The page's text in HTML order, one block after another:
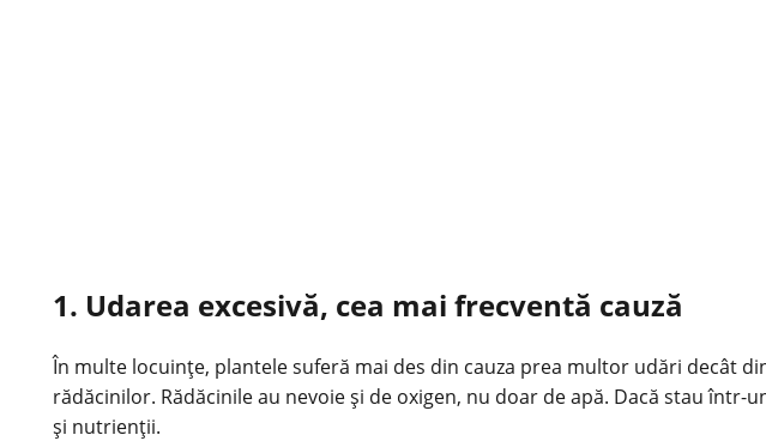
1. Udarea excesivă, cea mai frecventă cauză
În multe locuințe, plantele suferă mai des din cauza prea multor udări decât
rădăcinilor. Rădăcinile au nevoie și de oxigen, nu doar de apă. Dacă stau
și nutrienții.